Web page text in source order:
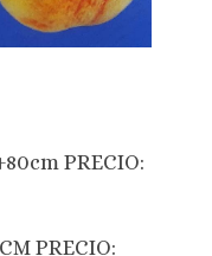
PRECIO:
PRECIO: